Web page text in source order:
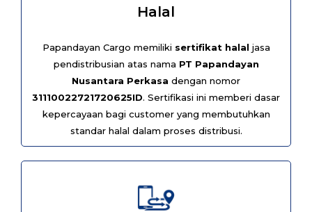
Halal
Papandayan Cargo memiliki sertifikat halal jasa
pendistribusian atas nama PT Papandayan
Nusantara Perkasa dengan nomor
31110022721720625ID. Sertifikasi ini memberi dasar
kepercayaan bagi customer yang membutuhkan
standar halal dalam proses distribusi.